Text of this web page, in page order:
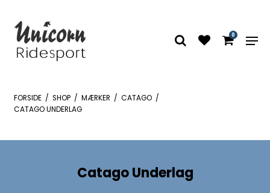
0
FORSIDE / SHOP / MÆRKER / CATAGO /
CATAGO UNDERLAG
Catago Underlag